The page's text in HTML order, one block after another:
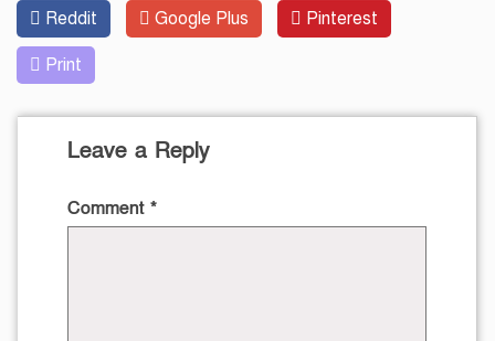
Reddit Google Plus Pinterest
Print
Leave a Reply
Comment *